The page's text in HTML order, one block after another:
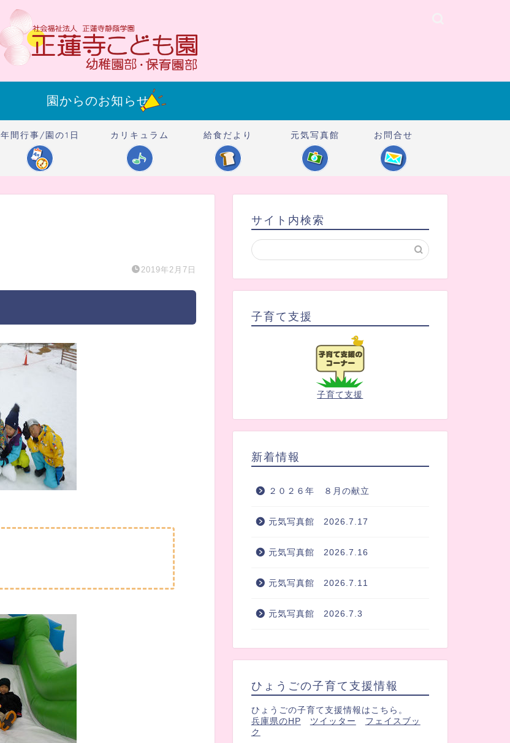
園からのお知らせ
年間行事/園の1日 カリキュラム 給食だより 元気写真館 お問合せ
2019年2月7日
サイト内検索
子育て支援
子育て支援
新着情報
２０２６年 ８月の献立
元気写真館 2026.7.17
元気写真館 2026.7.16
元気写真館 2026.7.11
元気写真館 2026.7.3
ひょうごの子育て支援情報
ひょうごの子育て支援情報はこちら。
兵庫県のHP
ツイッター
フェイスブッ
ク